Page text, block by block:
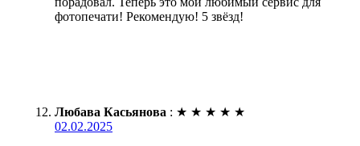
фотопечати! Рекомендую! 5 звёзд!
Любава Касьянова : ★ ★ ★ ★ ★
02.02.2025